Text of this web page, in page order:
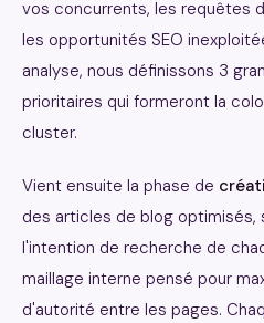
vos concurrents, les requêtes
les opportunités SEO
analyse, nous définissons 3
prioritaires qui formeront la
cluster.
Vient ensuite la phase de
des articles de blog
l'intention de recherche de
maillage interne pensé pour
d'autorité entre les pages.